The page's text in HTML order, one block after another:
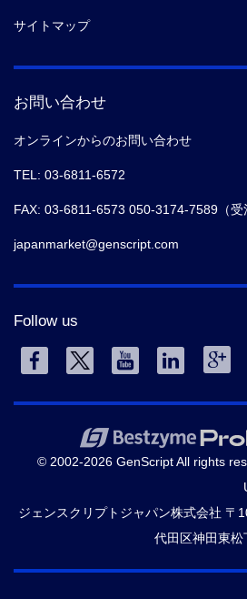
サイトマップ
お問い合わせ
オンラインからのお問い合わせ
TEL: 03-6811-6572
FAX: 03-6811-6573 050-3174-7589（受
japanmarket@genscript.com
Follow us
© 2002-2026 GenScript All rights
ジェンスクリプトジャパン株式会社 〒
代田区神田東